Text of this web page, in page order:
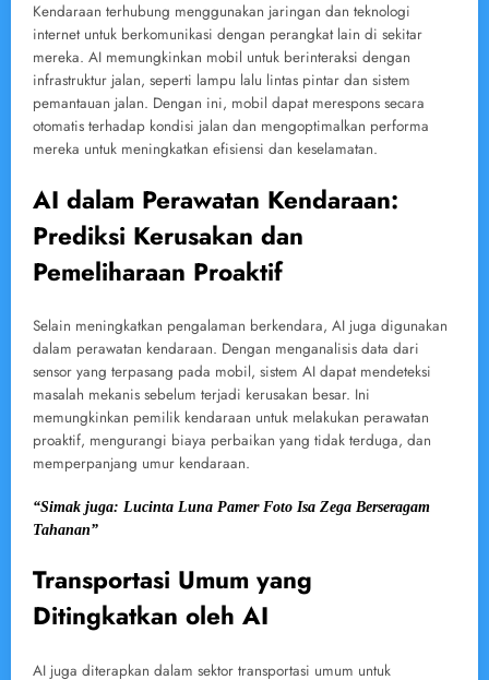
Kendaraan terhubung menggunakan jaringan dan teknologi
internet untuk berkomunikasi dengan perangkat lain di sekitar
mereka. AI memungkinkan mobil untuk berinteraksi dengan
infrastruktur jalan, seperti lampu lalu lintas pintar dan sistem
pemantauan jalan. Dengan ini, mobil dapat merespons secara
otomatis terhadap kondisi jalan dan mengoptimalkan performa
mereka untuk meningkatkan efisiensi dan keselamatan.
AI dalam Perawatan Kendaraan:
Prediksi Kerusakan dan
Pemeliharaan Proaktif
Selain meningkatkan pengalaman berkendara, AI juga digunakan
dalam perawatan kendaraan. Dengan menganalisis data dari
sensor yang terpasang pada mobil, sistem AI dapat mendeteksi
masalah mekanis sebelum terjadi kerusakan besar. Ini
memungkinkan pemilik kendaraan untuk melakukan perawatan
proaktif, mengurangi biaya perbaikan yang tidak terduga, dan
memperpanjang umur kendaraan.
“Simak juga: Lucinta Luna Pamer Foto Isa Zega Berseragam
Tahanan”
Transportasi Umum yang
Ditingkatkan oleh AI
AI juga diterapkan dalam sektor transportasi umum untuk